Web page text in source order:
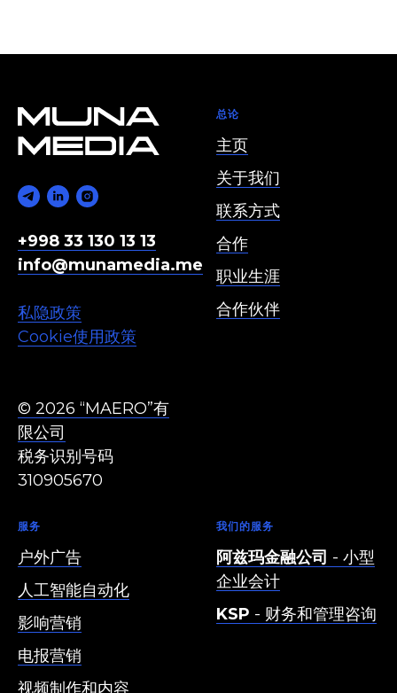
+998 33 130 13 13
info@munamedia.me
私隐政策
Cookie使用政策
© 2026 “MAERO”有
限公司
税务识别号码
310905670
总论
主页
关于我们
联系方式
合作
职业生涯
合作伙伴
服务
户外广告
人工智能自动化
影响营销
电报营销
视频制作和内容
我们的服务
阿兹玛金融公司 - 小型
企业会计
KSP - 财务和管理咨询